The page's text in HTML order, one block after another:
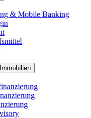
& Mobile Banking